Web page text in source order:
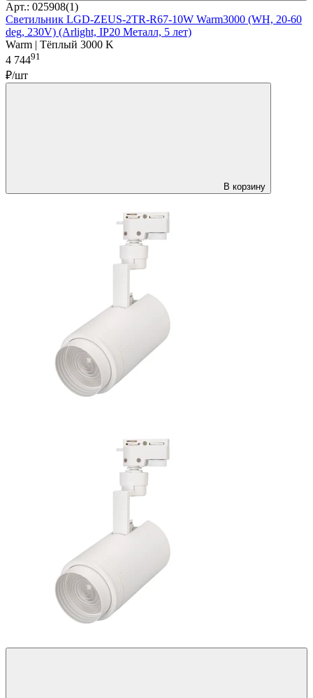
Арт.: 025908(1)
Светильник LGD-ZEUS-2TR-R67-10W Warm3000 (WH, 20-60
deg, 230V) (Arlight, IP20 Металл, 5 лет)
Warm | Тёплый 3000 K
4 74491
₽/шт
В корзину